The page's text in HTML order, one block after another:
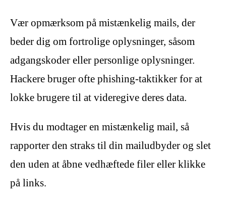
Vær opmærksom på mistænkelig mails, der
beder dig om fortrolige oplysninger, såsom
adgangskoder eller personlige oplysninger.
Hackere bruger ofte phishing-taktikker for at
lokke brugere til at videregive deres data.
Hvis du modtager en mistænkelig mail, så
rapporter den straks til din mailudbyder og slet
den uden at åbne vedhæftede filer eller klikke
på links.